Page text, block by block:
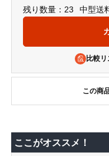
残り数量：23 中型送
比較
この商
ここがオススメ！